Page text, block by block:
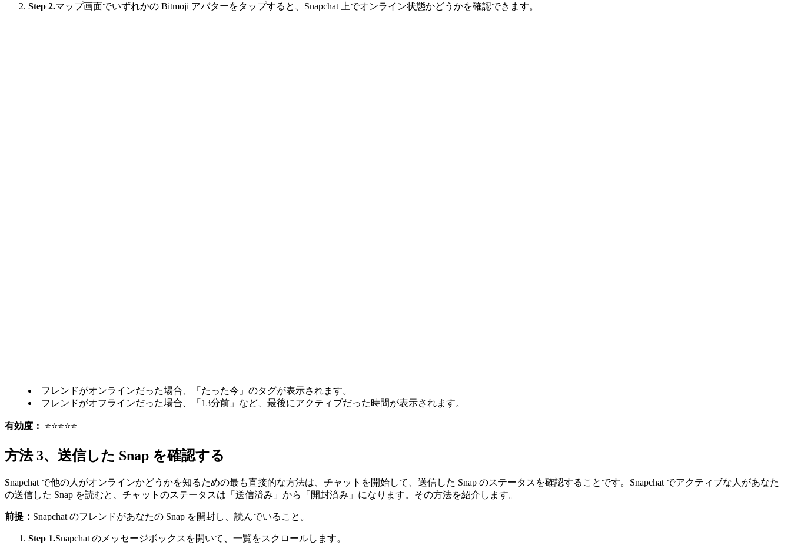
Step 2.マップ画面でいずれかの Bitmoji アバターをタップすると、Snapchat 上でオンライン状態かどうかを確認できます。
フレンドがオンラインだった場合、「たった今」のタグが表示されます。
フレンドがオフラインだった場合、「13分前」など、最後にアクティブだった時間が表示されます。
有効度： ⭐⭐⭐⭐⭐
方法 3、送信した Snap を確認する
Snapchat で他の人がオンラインかどうかを知るための最も直接的な方法は、チャットを開始して、送信した Snap のステータスを確認することです。Snapchat でアクティブな人があなた
の送信した Snap を読むと、チャットのステータスは「送信済み」から「開封済み」になります。その方法を紹介します。
前提： Snapchat のフレンドがあなたの Snap を開封し、読んでいること。
Step 1.Snapchat のメッセージボックスを開いて、一覧をスクロールします。